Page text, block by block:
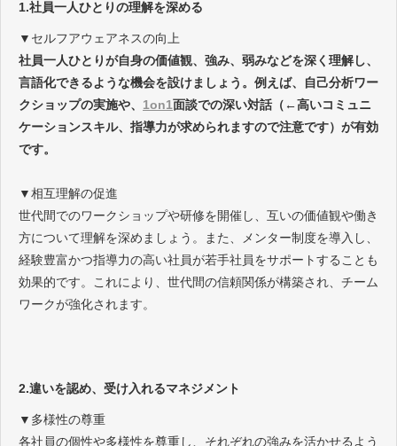
1.社員一人ひとりの理解を深める
▼セルフアウェアネスの向上
社員一人ひとりが自身の価値観、強み、弱みなどを深く理解し、
言語化できるような機会を設けましょう。例えば、自己分析ワー
クショップの実施や、 1on1面談での深い対話（←高いコミュニ
ケーションスキル、指導力が求められますので注意です）が有効
です。
▼相互理解の促進
世代間でのワークショップや研修を開催し、互いの価値観や働き
方について理解を深めましょう。また、メンター制度を導入し、
経験豊富かつ指導力の高い社員が若手社員をサポートすることも
効果的です。これにより、世代間の信頼関係が構築され、チーム
ワークが強化されます。
2.違いを認め、受け入れるマネジメント
▼多様性の尊重
各社員の個性や多様性を尊重し、それぞれの強みを活かせるよう